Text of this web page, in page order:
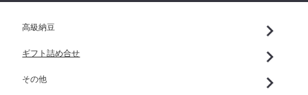
高級納豆
ギフト詰め合せ
その他